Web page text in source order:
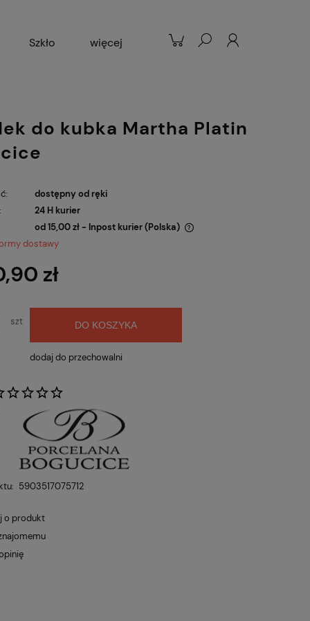
Szkło więcej
do kubka Martha Platin
dostępny od ręki
24 H kurier
od 15,00 zł - Inpost kurier (Polska)
płatności
dostawy
zł
szt DO KOSZYKA
dodaj do przechowalni
5903517075712
o produkt